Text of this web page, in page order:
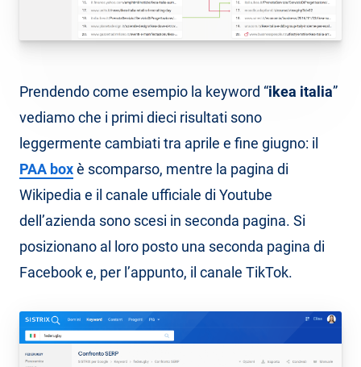
Prendendo come esempio la keyword “ikea italia”
vediamo che i primi dieci risultati sono
leggermente cambiati tra aprile e fine giugno: il
PAA boxè scomparso, mentre la pagina di
Wikipedia e il canale ufficiale di Youtube
dell’azienda sono scesi in seconda pagina. Si
posizionano al loro posto una seconda pagina di
Facebook e, per l’appunto, il canale TikTok.